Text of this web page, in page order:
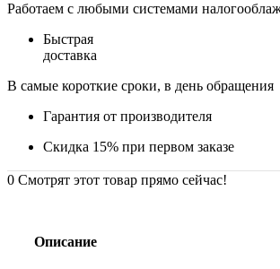
Работаем с любыми системами
Быстрая
доставка
В самые короткие сроки, в день обращения
Гарантия от производителя
Скидка 15% при первом заказе
0 Смотрят этот товар прямо сейчас!
Описание